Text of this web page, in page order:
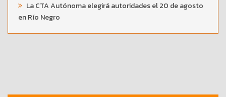
La CTA Autónoma elegirá autoridades el 20 de agosto
en Río Negro